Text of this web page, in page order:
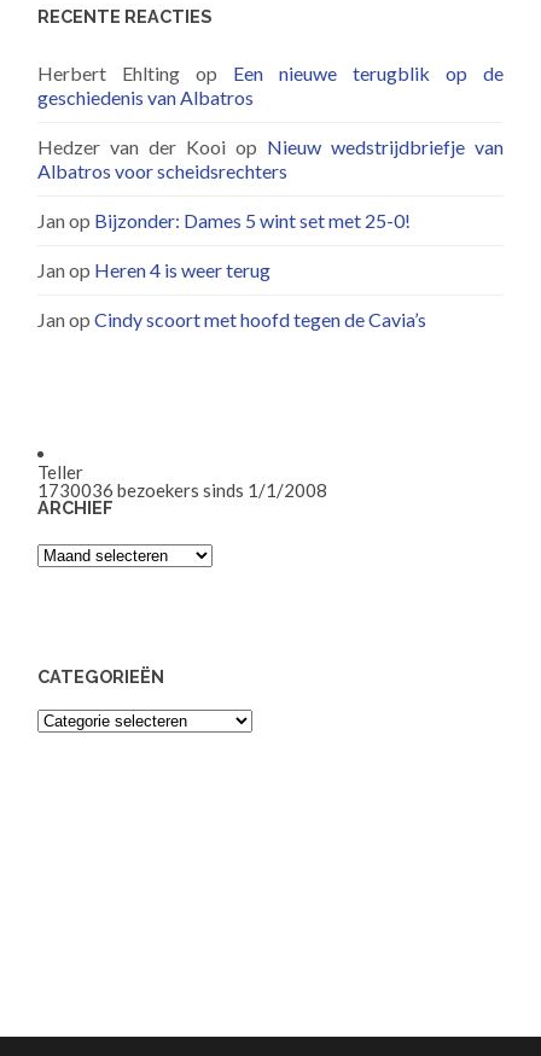
RECENTE REACTIES
Herbert Ehlting op Een nieuwe terugblik op de
geschiedenis van Albatros
Hedzer van der Kooi op Nieuw wedstrijdbriefje van
Albatros voor scheidsrechters
Janop Bijzonder: Dames 5 wint set met 25-0!
Janop Heren 4 is weer terug
JanopCindy scoort met hoofd tegen de Cavia’s
Teller
1730036 bezoekers sinds 1/1/2008
ARCHIEF
Archief
CATEGORIEËN
Categorieën